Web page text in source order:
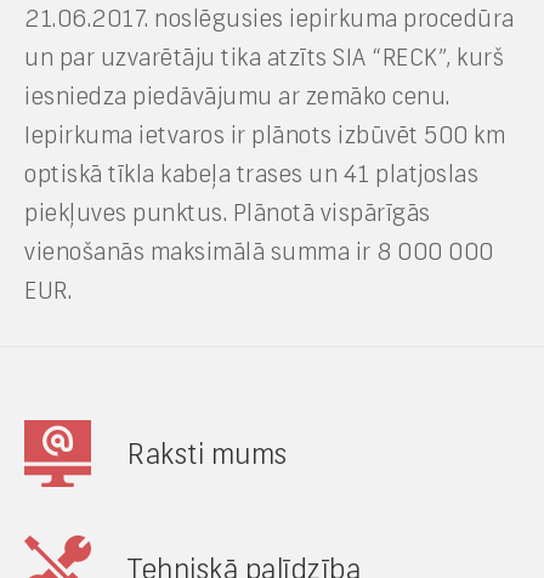
21.06.2017. noslēgusies iepirkuma procedūra
un par uzvarētāju tika atzīts SIA “RECK”, kurš
iesniedza piedāvājumu ar zemāko cenu.
Iepirkuma ietvaros ir plānots izbūvēt 500 km
optiskā tīkla kabeļa trases un 41 platjoslas
piekļuves punktus. Plānotā vispārīgās
vienošanās maksimālā summa ir 8 000 000
EUR.
Raksti mums
Tehniskā palīdzība